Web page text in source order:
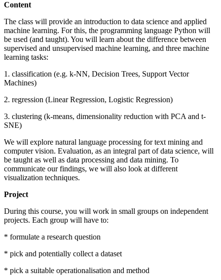
Content
The class will provide an introduction to data science and applied
machine learning. For this, the programming language Python will
be used (and taught). You will learn about the difference between
supervised and unsupervised machine learning, and three machine
learning tasks:
1. classification (e.g. k-NN, Decision Trees, Support Vector
Machines)
2. regression (Linear Regression, Logistic Regression)
3. clustering (k-means, dimensionality reduction with PCA and t-
SNE)
We will explore natural language processing for text mining and
computer vision. Evaluation, as an integral part of data science, will
be taught as well as data processing and data mining. To
communicate our findings, we will also look at different
visualization techniques.
Project
During this course, you will work in small groups on independent
projects. Each group will have to:
* formulate a research question
* pick and potentially collect a dataset
* pick a suitable operationalisation and method